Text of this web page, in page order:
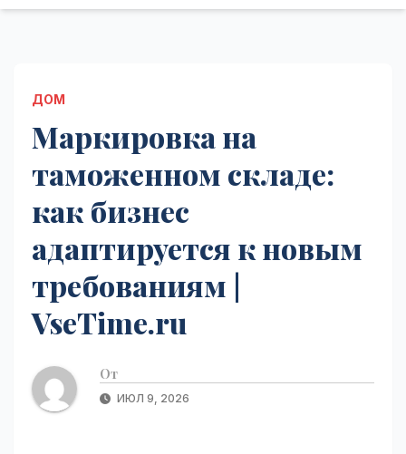
ДОМ
Маркировка на
таможенном складе:
как бизнес
адаптируется к новым
требованиям |
VseTime.ru
От
ИЮЛ 9, 2026